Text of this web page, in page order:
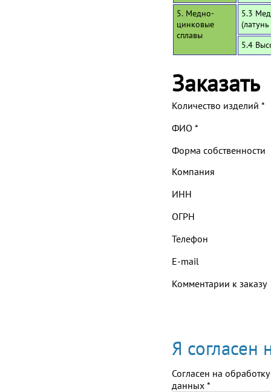
5. Медно-
цинковые
сплавы
5.3
5.4
Заказать
Количество изделий *
ФИО *
Форма собственности
Компания
ИНН
ОГРН
Телефон
E-mail
Комментарии к заказу
Я согласен
Согласен на обработку
данных *